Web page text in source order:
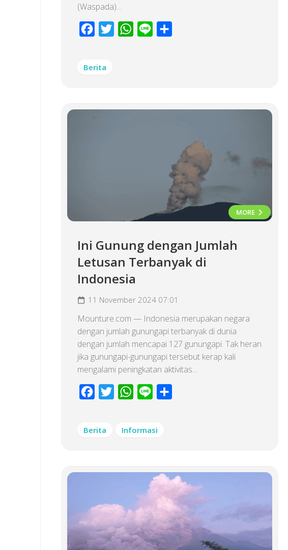
(Waspada)...
Facebook
Twitter WhatsApp
Line
Berita
MORE
Ini Gunung dengan Jumlah
Letusan Terbanyak di
Indonesia
11 November 2024 07:01
Mounture.com — Indonesia merupakan negara
dengan jumlah gunungapi terbanyak di dunia
dengan jumlah mencapai 127 gunungapi. Tak heran
jika gunungapi-gunungapi tersebut kerap kali
mengalami peningkatan aktivitas...
Facebook
Twitter WhatsApp
Line
Berita Informasi